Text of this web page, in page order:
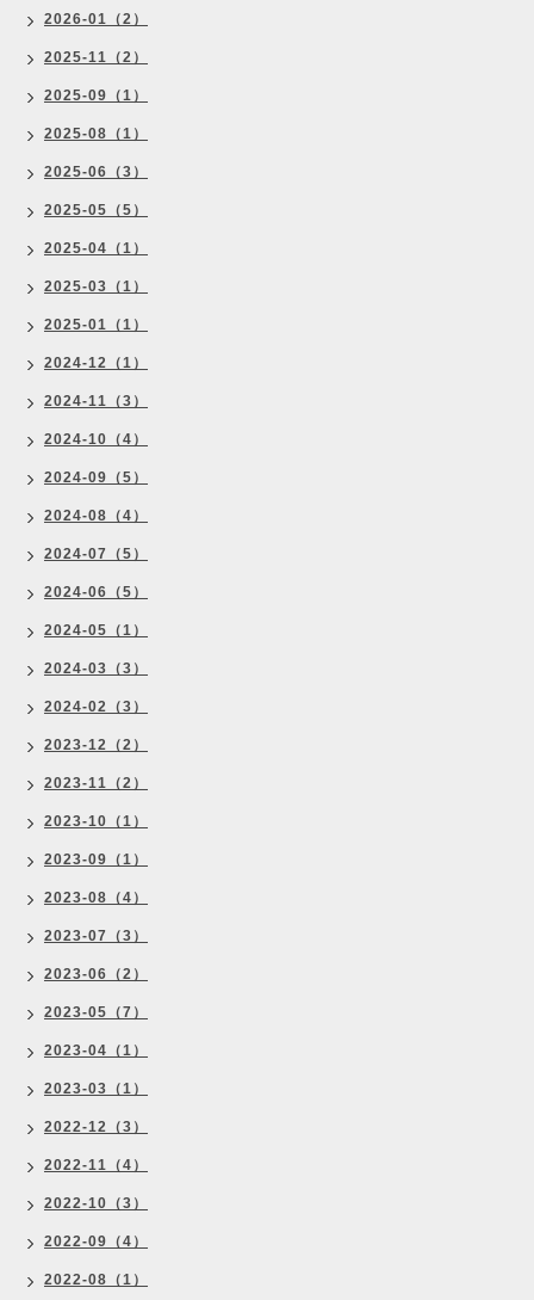
2026-01（2）
2025-11（2）
2025-09（1）
2025-08（1）
2025-06（3）
2025-05（5）
2025-04（1）
2025-03（1）
2025-01（1）
2024-12（1）
2024-11（3）
2024-10（4）
2024-09（5）
2024-08（4）
2024-07（5）
2024-06（5）
2024-05（1）
2024-03（3）
2024-02（3）
2023-12（2）
2023-11（2）
2023-10（1）
2023-09（1）
2023-08（4）
2023-07（3）
2023-06（2）
2023-05（7）
2023-04（1）
2023-03（1）
2022-12（3）
2022-11（4）
2022-10（3）
2022-09（4）
2022-08（1）